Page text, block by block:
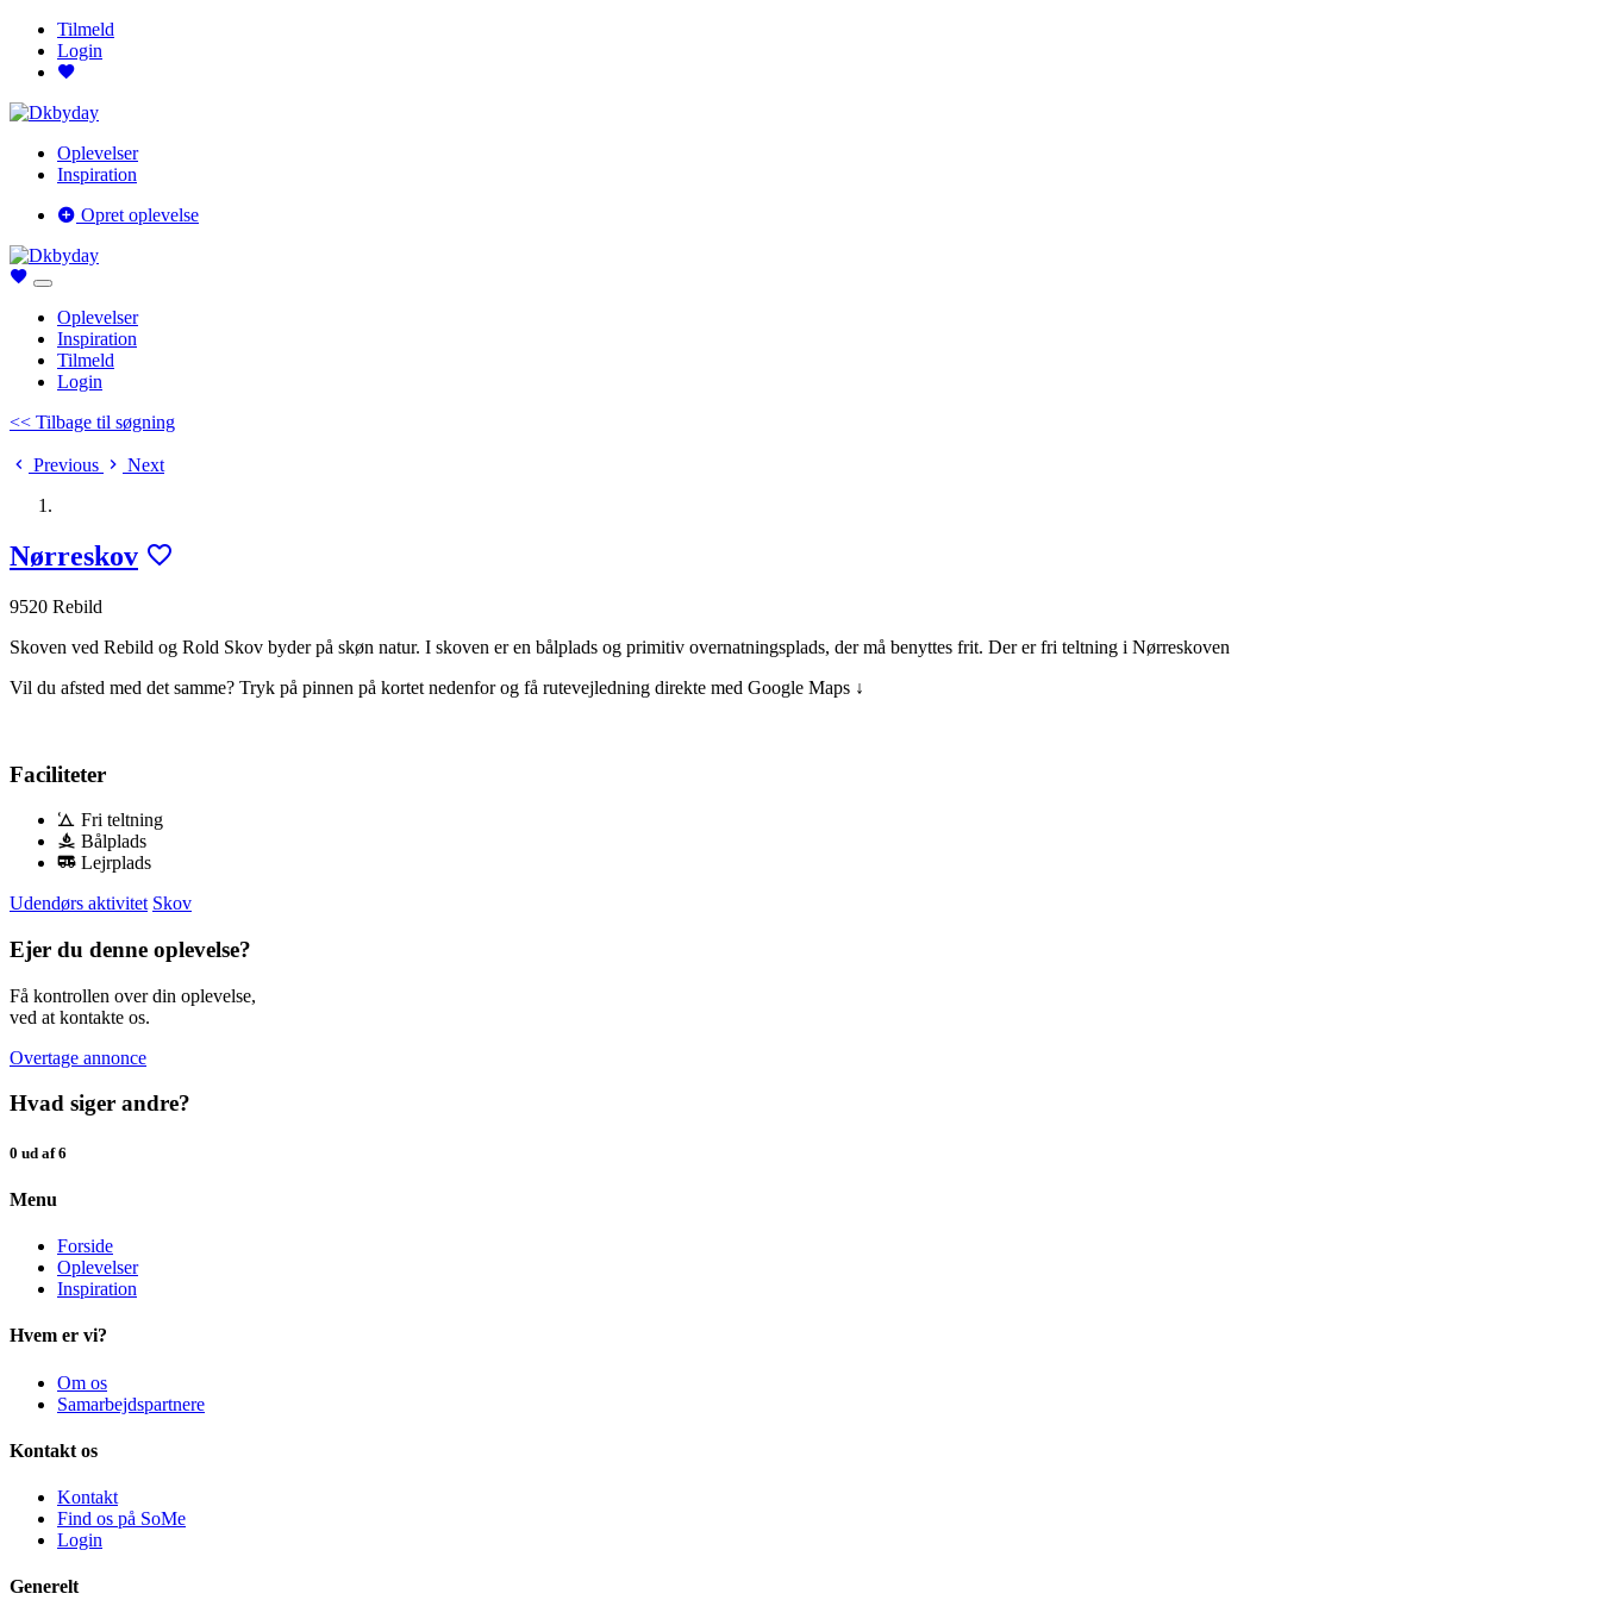
Tilmeld
Login
Oplevelser
Inspiration
Opret oplevelse
Oplevelser
Inspiration
Tilmeld
Login
<< Tilbage til søgning
Previous Next
Nørreskov
9520 Rebild
Skoven ved Rebild og Rold Skov byder på skøn natur. I skoven er en bålplads og primitiv overnatningsplads, der må benyttes frit. Der er fri teltning i Nørreskoven
Vil du afsted med det samme? Tryk på pinnen på kortet nedenfor og få rutevejledning direkte med Google Maps ↓
Faciliteter
Fri teltning
Bålplads
Lejrplads
Udendørs aktivitet Skov
Ejer du denne oplevelse?
Få kontrollen over din oplevelse,
ved at kontakte os.
Overtage annonce
Hvad siger andre?
0 ud af 6
Menu
Forside
Oplevelser
Inspiration
Hvem er vi?
Om os
Samarbejdspartnere
Kontakt os
Kontakt
Find os på SoMe
Login
Generelt